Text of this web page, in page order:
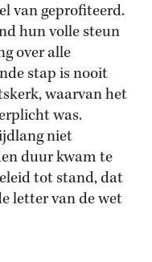
van geprofiteerd.
hun volle steun
over alle
stap is nooit
waarvan het
was.
niet
duur kwam te
tot stand, dat
letter van de wet